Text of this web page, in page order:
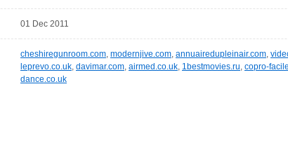
01 Dec 2011
cheshiregunroom.com, modernjive.com, annuairedupleinair.com,
leprevo.co.uk, davimar.com, airmed.co.uk, 1bestmovies.ru, copro-
dance.co.uk